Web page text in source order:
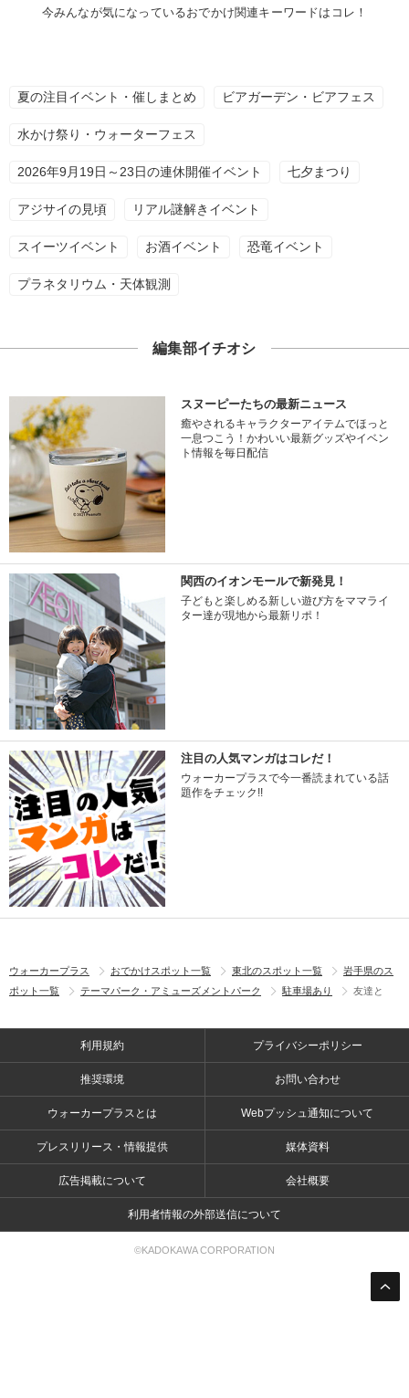
今みんなが気になっているおでかけ関連キーワードはコレ！
夏の注目イベント・催しまとめ ビアガーデン・ビアフェス
水かけ祭り・ウォーターフェス
2026年9月19日～23日の連休開催イベント 七夕まつり
アジサイの見頃 リアル謎解きイベント
スイーツイベント お酒イベント 恐竜イベント
プラネタリウム・天体観測
編集部イチオシ
スヌーピーたちの最新ニュース
癒やされるキャラクターアイテムでほっと
一息つこう！かわいい最新グッズやイベン
ト情報を毎日配信
関西のイオンモールで新発見！
子どもと楽しめる新しい遊び方をママライ
ター達が現地から最新リポ！
注目の人気マンガはコレだ！
ウォーカープラスで今一番読まれている話
題作をチェック!!
ウォーカープラス おでかけスポット一覧 東北のスポット一覧
岩手県のス
ポット一覧
テーマパーク・アミューズメントパーク 駐車場あり 友達と
利用規約 プライバシーポリシー
推奨環境 お問い合わせ
ウォーカープラスとは Webプッシュ通知について
プレスリリース・情報提供 媒体資料
広告掲載について 会社概要
利用者情報の外部送信について
©KADOKAWA CORPORATION